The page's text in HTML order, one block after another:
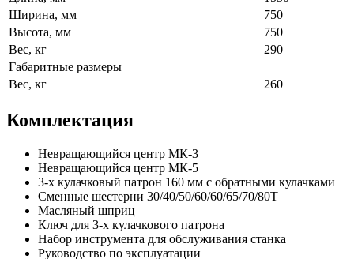
Ширина, мм
750
Высота, мм
750
Вес, кг
290
Габаритные размеры
Вес, кг
260
Комплектация
Невращающийся центр МК-3
Невращающийся центр MК-5
3-x кулачковый патрон 160 мм с обратными кулачками
Сменные шестерни 30/40/50/60/60/65/70/80T
Масляный шприц
Ключ для 3-х кулачкового патрона
Набор инструмента для обслуживания станка
Руководство по эксплуатации